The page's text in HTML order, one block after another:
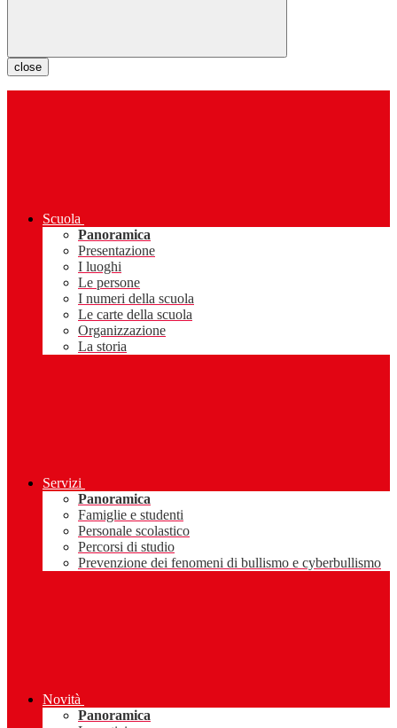
close
Scuola
Panoramica
Presentazione
I luoghi
Le persone
I numeri della scuola
Le carte della scuola
Organizzazione
La storia
Servizi
Panoramica
Famiglie e studenti
Personale scolastico
Percorsi di studio
Prevenzione dei fenomeni di bullismo e cyberbullismo
Novità
Panoramica